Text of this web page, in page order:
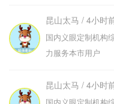
昆山太马 / 4小时
国内义眼定制机构
力服务本市用户
昆山太马 / 4小时